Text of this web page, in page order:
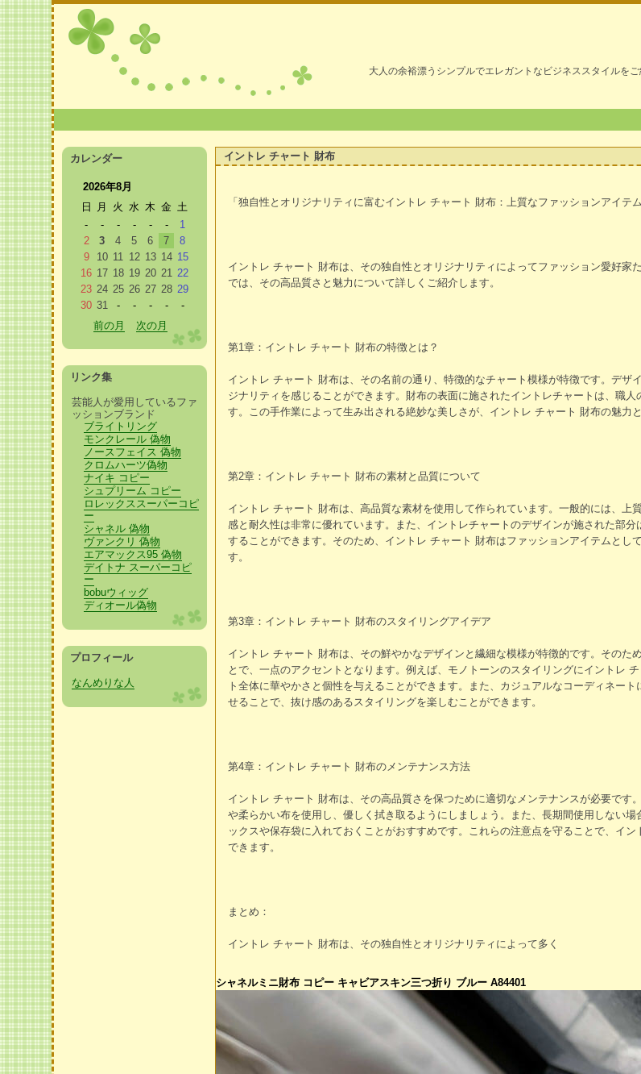
大人の余裕漂うシンプルでエレガントなビジネススタイルを
イントレ チャート 財布
「独自性とオリジナリティに富むイントレ チャート 財布：上質なファッションアイテム
イントレ チャート 財布は、その独自性とオリジナリティによってファッション愛好家
では、その高品質さと魅力について詳しくご紹介します。
第1章：イントレ チャート 財布の特徴とは？
イントレ チャート 財布は、その名前の通り、特徴的なチャート模様が特徴です。デザ
ジナリティを感じることができます。財布の表面に施されたイントレチャートは、職
す。この手作業によって生み出される絶妙な美しさが、イントレ チャート 財布の魅力と
第2章：イントレ チャート 財布の素材と品質について
イントレ チャート 財布は、高品質な素材を使用して作られています。一般的には、上
感と耐久性は非常に優れています。また、イントレチャートのデザインが施された部
することができます。そのため、イントレ チャート 財布はファッションアイテムとし
す。
第3章：イントレ チャート 財布のスタイリングアイデア
イントレ チャート 財布は、その鮮やかなデザインと繊細な模様が特徴的です。そのた
とで、一点のアクセントとなります。例えば、モノトーンのスタイリングにイントレ
ト全体に華やかさと個性を与えることができます。また、カジュアルなコーディネー
せることで、抜け感のあるスタイリングを楽しむことができます。
第4章：イントレ チャート 財布のメンテナンス方法
イントレ チャート 財布は、その高品質さを保つために適切なメンテナンスが必要です
や柔らかい布を使用し、優しく拭き取るようにしましょう。また、長期間使用しない
ックスや保存袋に入れておくことがおすすめです。これらの注意点を守ることで、イ
できます。
まとめ：
イントレ チャート 財布は、その独自性とオリジナリティによって多く
シャネルミニ財布 コピー キャビアスキン三つ折り ブルー A84401
カレンダー
2026年8月
日
月 火 水 木 金 土
-
- - - - -
1
2
3 4 5 6 7
8
9
10 11 12 13 14 15
16 17 18 19 20 21 22
23 24 25 26 27 28 29
30 31 - - - -
-
前の月
次の月
リンク集
芸能人が愛用しているファ
ッションブランド
ブライトリング
モンクレール 偽物
ノースフェイス 偽物
クロムハーツ偽物
ナイキ コピー
シュプリーム コピー
ロレックススーパーコピ
ー
シャネル 偽物
ヴァンクリ 偽物
エアマックス95 偽物
デイトナ スーパーコピ
ー
bobuウィッグ
ディオール偽物
プロフィール
なんめりな人